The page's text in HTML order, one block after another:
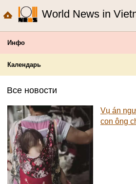
World News in
Инфо
Календарь
Все новости
Vụ án
con ông